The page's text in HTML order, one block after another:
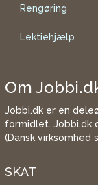
Rengøring
Lektiehjælp
Om
Jobbi.dk er en
formidlet. Jobbi.dk
(Dansk virksomhed
SKAT